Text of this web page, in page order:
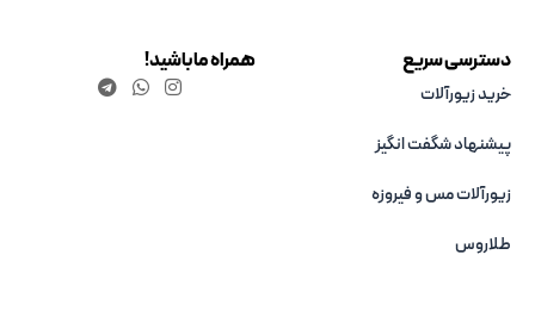
دسترسی سریع
خرید زیورآلات
پیشنهاد شگفت انگیز
زیورآلات مس و فیروزه‌
طلاروس
همراه ما باشید!